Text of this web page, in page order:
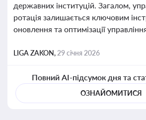
державних інституцій. Загалом,
ротація залишається ключовим
оновлення та оптимізації
LIGA ZAKON, 29 січня 2026
Повний AI-підсумок дня та
ОЗНАЙОМИТИСЯ